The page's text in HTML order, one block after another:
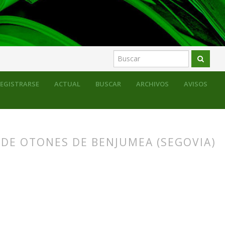
ACTUAL BUSCAR ARCHIVOS AVISOS
OTONES DE BENJUMEA (SEGOVIA)